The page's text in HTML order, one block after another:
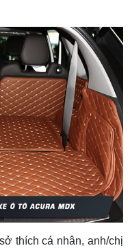
thích cá nhân, anh/chị